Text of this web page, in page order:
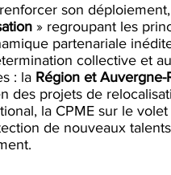
son
» regroupant les
partenariale
collective et
: la Région et Auvergne-
des projets de
la CPME sur le
de nouveaux